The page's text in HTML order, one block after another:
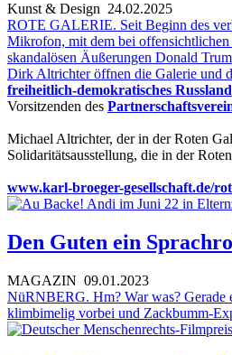
Kunst & Design 24.02.2025
ROTE GALERIE. Seit Beginn des
Mikrofon, mit dem bei
skandalösen Äußerungen Donald
Dirk Altrichter öffnen die Galerie und
freiheitlich-demokratisches Russland
Vorsitzenden des
Michael Altrichter, der in der Roten
Solidaritätsausstellung, die in der
www.karl-broeger-gesellschaft.de/
Den Guten ein
MAGAZIN 09.01.2023
NüRNBERG. Hm? War was? Gerade
klimbimelig vorbei und Zackbumm-